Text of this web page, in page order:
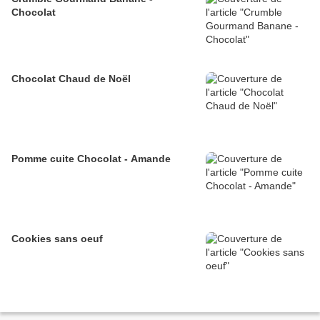
Chocolat
Chocolat Chaud de Noël
Pomme cuite Chocolat - Amande
Cookies sans oeuf